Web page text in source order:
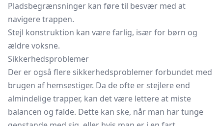
Pladsbegrænsninger kan føre til besvær med at
navigere trappen.
Stejl konstruktion kan være farlig, især for børn og
ældre voksne.
Sikkerhedsproblemer
Der er også flere sikkerhedsproblemer forbundet med
brugen af hemsestiger. Da de ofte er stejlere end
almindelige trapper, kan det være lettere at miste
balancen og falde. Dette kan ske, når man har tunge